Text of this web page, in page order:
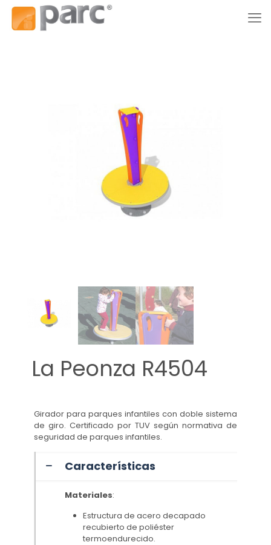
La Peonza R4504
Girador para parques infantiles con doble sistema
de giro. Certificado por TUV según normativa de
seguridad de parques infantiles.
Características
Materiales:
Estructura de acero decapado
recubierto de poliéster
termoendurecido.